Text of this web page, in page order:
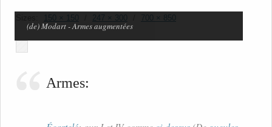
150 × 150 247 × 300 700 × 850
(de) Modart - Armes augmentées
Armes: